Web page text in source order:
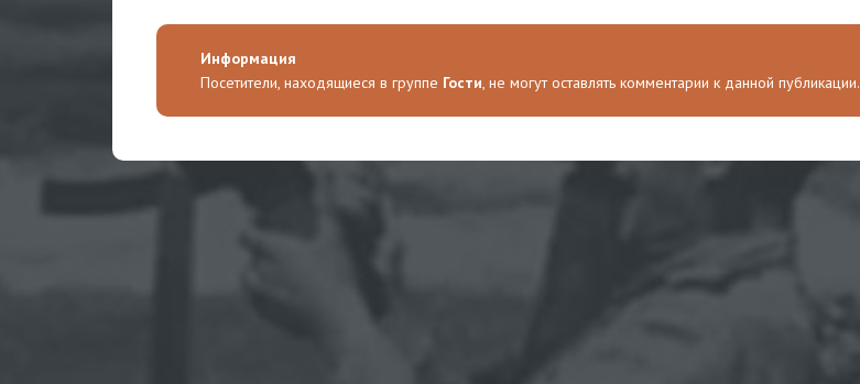
Информация
Посетители, находящиеся в группе Гости, не могут оставлять комментарии к данной публикации.